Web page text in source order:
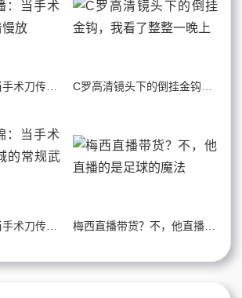
梅西直播带货？不，他直播的是足球的魔法